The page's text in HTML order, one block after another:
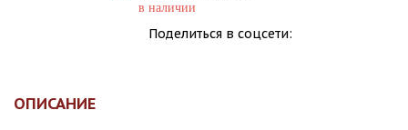
в наличии
Поделиться в соцсети:
ОПИСАНИЕ